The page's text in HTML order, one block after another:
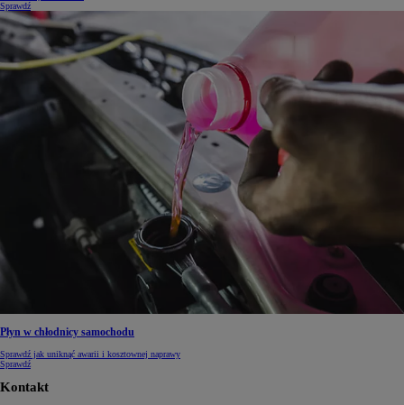
Sprawdź
Płyn w chłodnicy samochodu
Sprawdź jak uniknąć awarii i kosztownej naprawy
Sprawdź
Kontakt